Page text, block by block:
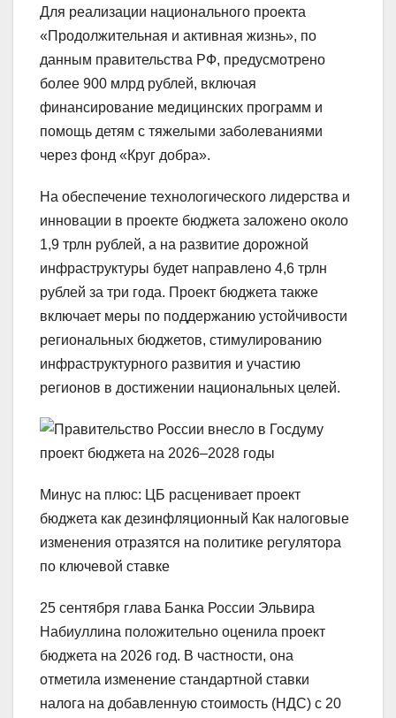
Для реализации национального проекта
«Продолжительная и активная жизнь», по
данным правительства РФ, предусмотрено
более 900 млрд рублей, включая
финансирование медицинских программ и
помощь детям с тяжелыми заболеваниями
через фонд «Круг добра».
На обеспечение технологического лидерства и
инновации в проекте бюджета заложено около
1,9 трлн рублей, а на развитие дорожной
инфраструктуры будет направлено 4,6 трлн
рублей за три года. Проект бюджета также
включает меры по поддержанию устойчивости
региональных бюджетов, стимулированию
инфраструктурного развития и участию
регионов в достижении национальных целей.
Минус на плюс: ЦБ расценивает проект
бюджета как дезинфляционный Как налоговые
изменения отразятся на политике регулятора
по ключевой ставке
25 сентября глава Банка России Эльвира
Набиуллина положительно оценила проект
бюджета на 2026 год. В частности, она
отметила изменение стандартной ставки
налога на добавленную стоимость (НДС) с 20